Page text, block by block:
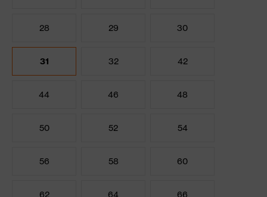
28 29 30
31 32 42
44 46 48
50 52 54
56 58 60
62 64 66